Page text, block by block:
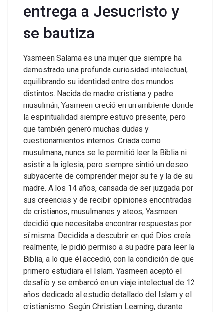
entrega a Jesucristo y
se bautiza
Yasmeen Salama es una mujer que siempre ha
demostrado una profunda curiosidad intelectual,
equilibrando su identidad entre dos mundos
distintos. Nacida de madre cristiana y padre
musulmán, Yasmeen creció en un ambiente donde
la espiritualidad siempre estuvo presente, pero
que también generó muchas dudas y
cuestionamientos internos. Criada como
musulmana, nunca se le permitió leer la Biblia ni
asistir a la iglesia, pero siempre sintió un deseo
subyacente de comprender mejor su fe y la de su
madre. A los 14 años, cansada de ser juzgada por
sus creencias y de recibir opiniones encontradas
de cristianos, musulmanes y ateos, Yasmeen
decidió que necesitaba encontrar respuestas por
sí misma. Decidida a descubrir en qué Dios creía
realmente, le pidió permiso a su padre para leer la
Biblia, a lo que él accedió, con la condición de que
primero estudiara el Islam. Yasmeen aceptó el
desafío y se embarcó en un viaje intelectual de 12
años dedicado al estudio detallado del Islam y el
cristianismo. Según Christian Learning, durante